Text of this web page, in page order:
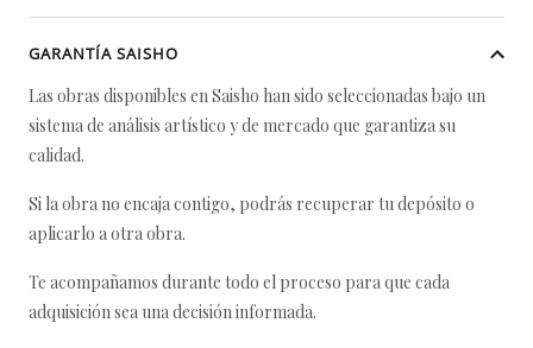
GARANTÍA SAISHO
Las obras disponibles en Saisho han sido seleccionadas bajo un
sistema de análisis artístico y de mercado que garantiza su
calidad.
Si la obra no encaja contigo, podrás recuperar tu depósito o
aplicarlo a otra obra.
Te acompañamos durante todo el proceso para que cada
adquisición sea una decisión informada.